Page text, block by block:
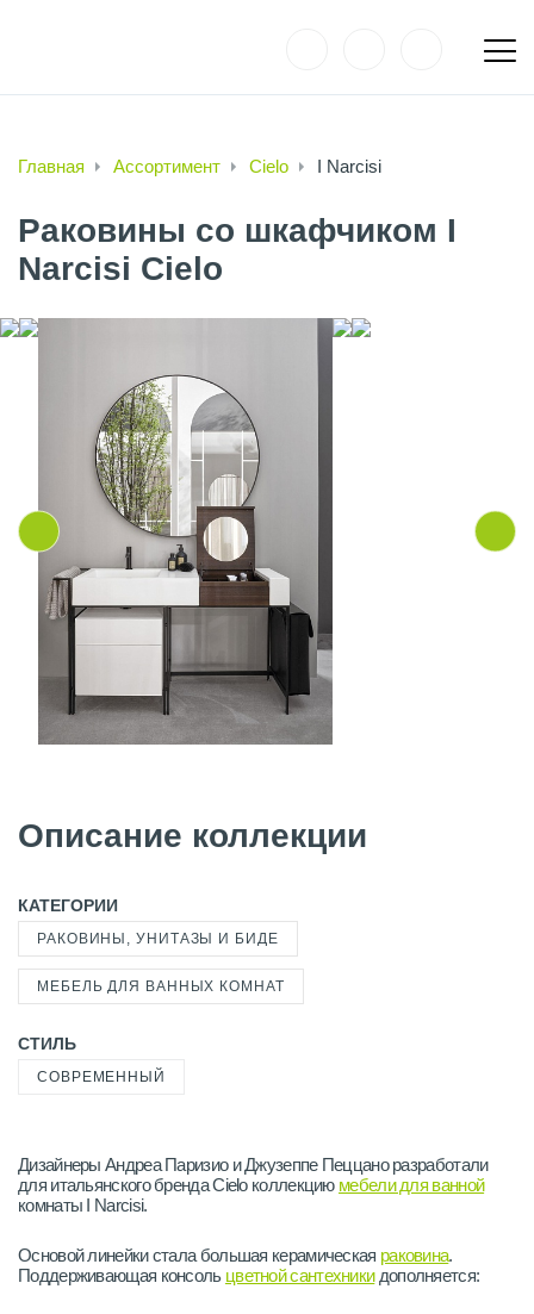
Главная Ассортимент Cielo I Narcisi
Раковины со шкафчиком I
Narcisi Cielo
Описание коллекции
КАТЕГОРИИ
РАКОВИНЫ, УНИТАЗЫ И БИДЕ
МЕБЕЛЬ ДЛЯ ВАННЫХ КОМНАТ
СТИЛЬ
СОВРЕМЕННЫЙ
Дизайнеры Андреа Паризио и Джузеппе Пеццано разработали
для итальянского бренда Cielo коллекцию мебели для ванной
комнаты I Narcisi.
Основой линейки стала большая керамическая раковина.
Поддерживающая консоль цветной сантехникидополняется: